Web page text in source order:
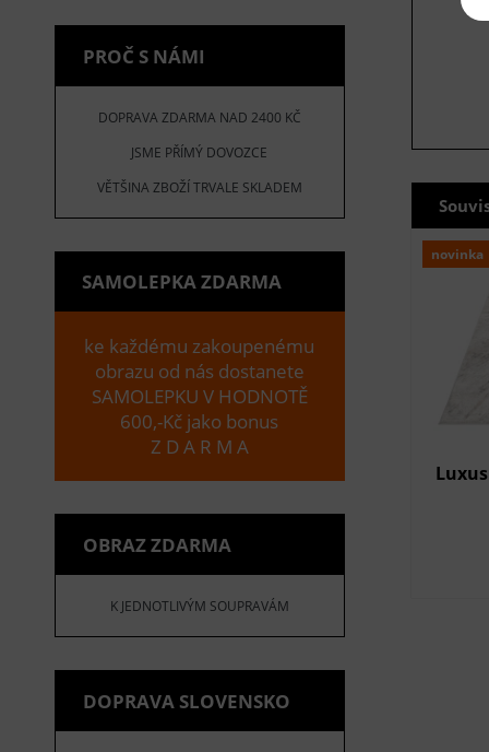
PROČ S NÁMI
DOPRAVA ZDARMA NAD 2400 KČ
JSME PŘÍMÝ DOVOZCE
VĚTŠINA ZBOŽÍ TRVALE SKLADEM
SAMOLEPKA ZDARMA
ke každému zakoupenému
obrazu od nás dostanete
SAMOLEPKU V HODNOTĚ
600,-Kč jako bonus
Z D A R M A
OBRAZ ZDARMA
K JEDNOTLIVÝM SOUPRAVÁM
DOPRAVA SLOVENSKO
novinka